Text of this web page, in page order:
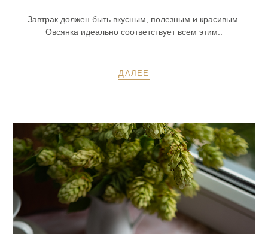
Завтрак должен быть вкусным, полезным и красивым.
Овсянка идеально соответствует всем этим..
ДАЛЕЕ